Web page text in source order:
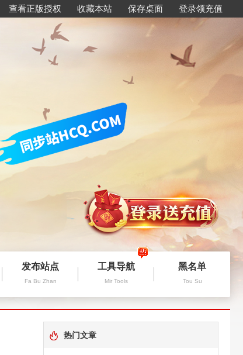
查看正版授权 收藏本站 保存桌面 登录领充值
发布站点
Fa Bu Zhan
工具导航
Mir Tools
黑名单
Tou Su
热门文章